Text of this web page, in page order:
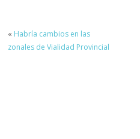
« Habría cambios en las
zonales de Vialidad Provincial